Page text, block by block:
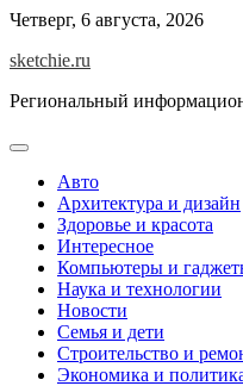
Skip
content
Четверг, 6 августа, 2026
sketchie.ru
Региональный
Авто
Архитектура и дизайн
Здоровье и красота
Интересное
Компьютеры и
Наука и технологии
Новости
Семья и дети
Строительство и
Экономика и